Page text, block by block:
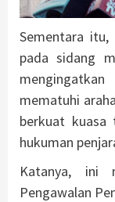
Sementara itu,
pada sidang
mematuhi
berkuat kuasa
hukuman
Katanya, ini
Pengawalan